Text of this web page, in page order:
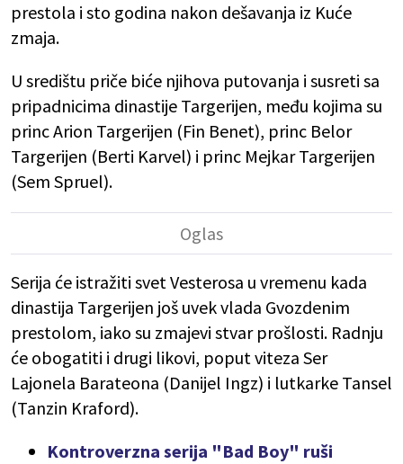
prestola i sto godina nakon dešavanja iz Kuće
zmaja.
U središtu priče biće njihova putovanja i susreti sa
pripadnicima dinastije Targerijen, među kojima su
princ Arion Targerijen (Fin Benet), princ Belor
Targerijen (Berti Karvel) i princ Mejkar Targerijen
(Sem Spruel).
Serija će istražiti svet Vesterosa u vremenu kada
dinastija Targerijen još uvek vlada Gvozdenim
prestolom, iako su zmajevi stvar prošlosti. Radnju
će obogatiti i drugi likovi, poput viteza Ser
Lajonela Barateona (Danijel Ingz) i lutkarke Tansel
(Tanzin Kraford).
Kontroverzna serija "Bad Boy" ruši